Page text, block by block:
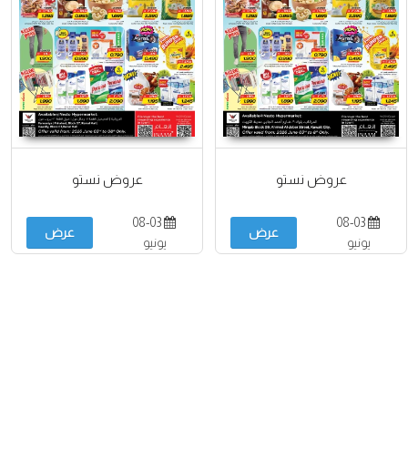
عروض نستو
08-03
يونيو
عرض
عروض نستو
08-03
يونيو
عرض